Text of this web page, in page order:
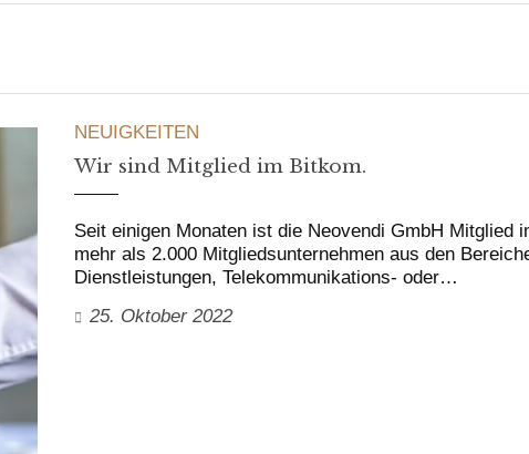
NEUIGKEITEN
Wir sind Mitglied im Bitkom.
Seit einigen Monaten ist die Neovendi GmbH Mitglied
mehr als 2.000 Mitgliedsunternehmen aus den
Dienstleistungen, Telekommunikations- oder…
25. Oktober 2022